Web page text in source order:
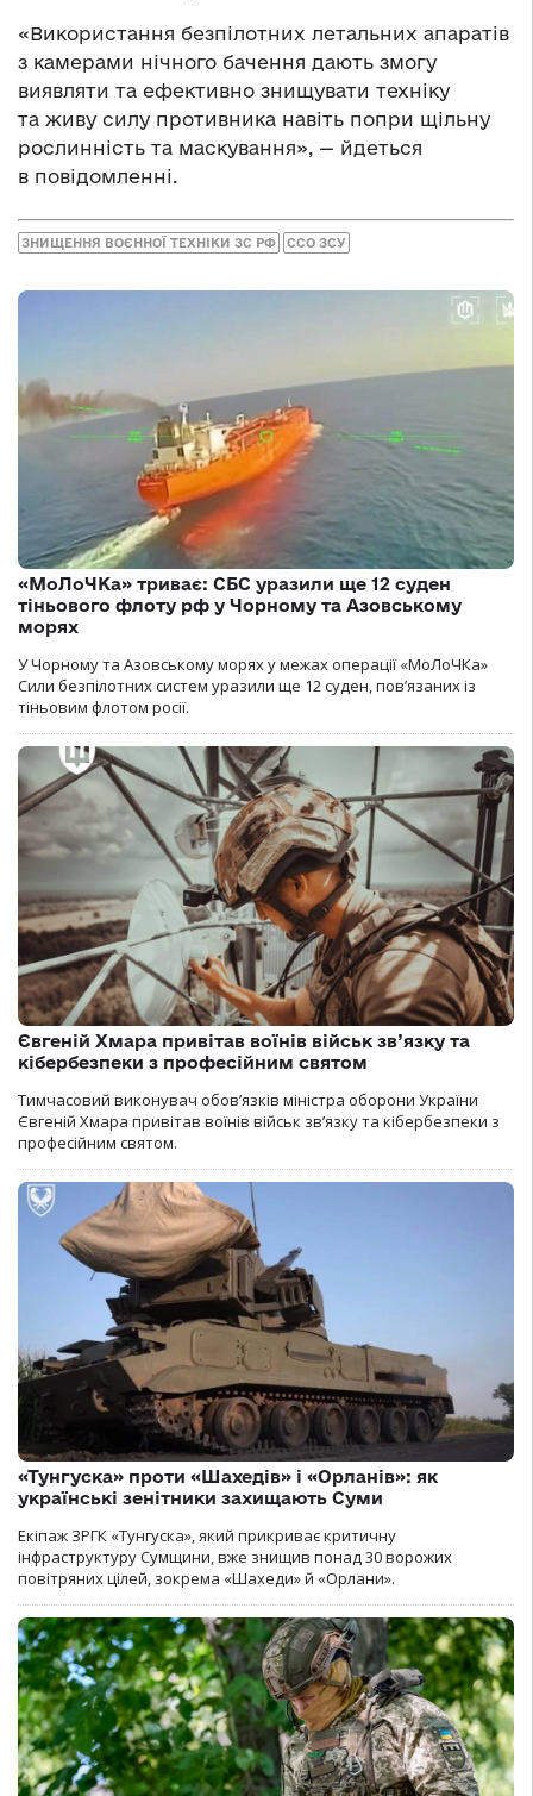
«Використання безпілотних летальних апаратів
з камерами нічного бачення дають змогу
виявляти та ефективно знищувати техніку
та живу силу противника навіть попри щільну
рослинність та маскування», — йдеться
в повідомленні.
ЗНИЩЕННЯ ВОЄННОЇ ТЕХНІКИ ЗС РФ ССО ЗСУ
«МоЛоЧКа» триває: СБС уразили ще 12 суден
тіньового флоту рф у Чорному та Азовському
морях
У Чорному та Азовському морях у межах операції «МоЛоЧКа»
Сили безпілотних систем уразили ще 12 суден, пов’язаних із
тіньовим флотом росії.
Євгеній Хмара привітав воїнів військ зв’язку та
кібербезпеки з професійним святом
Тимчасовий виконувач обов’язків міністра оборони України
Євгеній Хмара привітав воїнів військ зв’язку та кібербезпеки з
професійним святом.
«Тунгуска» проти «Шахедів» і «Орланів»: як
українські зенітники захищають Суми
Екіпаж ЗРГК «Тунгуска», який прикриває критичну
інфраструктуру Сумщини, вже знищив понад 30 ворожих
повітряних цілей, зокрема «Шахеди» й «Орлани».